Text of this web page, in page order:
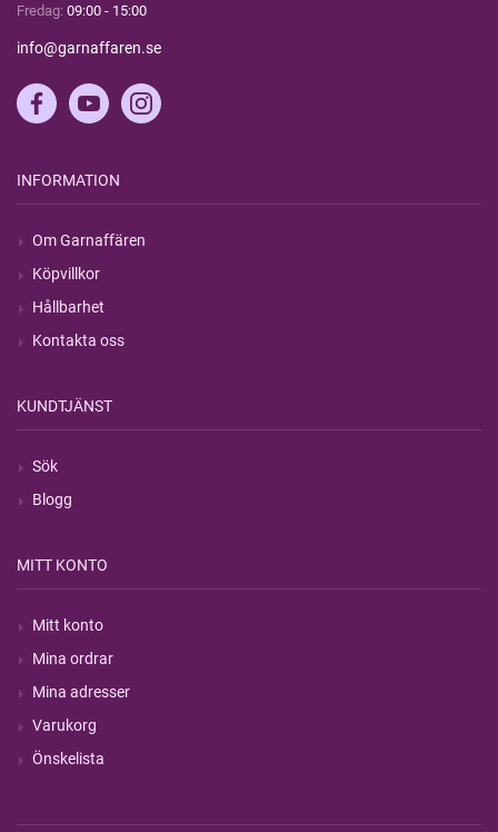
Fredag: 09:00 - 15:00
info@garnaffaren.se
INFORMATION
Om Garnaffären
Köpvillkor
Hållbarhet
Kontakta oss
KUNDTJÄNST
Sök
Blogg
MITT KONTO
Mitt konto
Mina ordrar
Mina adresser
Varukorg
Önskelista